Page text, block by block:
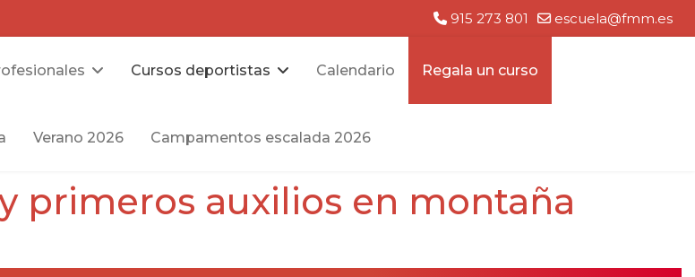
915 273 801 escuela@fmm.es
Cursos deportistas Calendario Regala un curso
Verano 2026 Campamentos escalada 2026
primeros auxilios en montaña